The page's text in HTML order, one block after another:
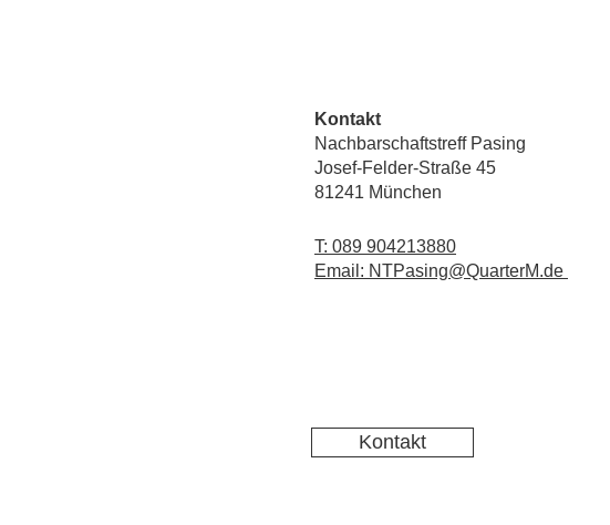
Kontakt
Nachbarschaftstreff Pasing
Josef-Felder-Straße 45
81241 München
T: 089 904213880
Email: NTPasing@QuarterM.de
Kontakt